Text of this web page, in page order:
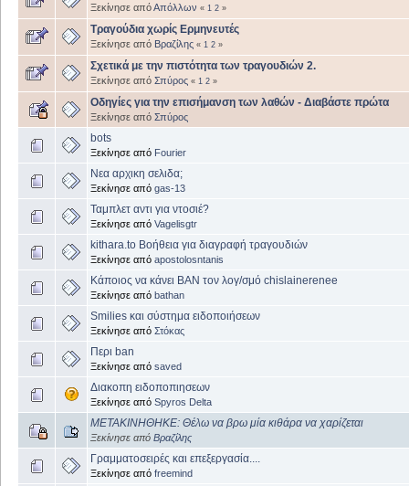
Ξεκίνησε απόΑπόλλων « 1 2 »
Τραγούδια χωρίς Ερμηνευτές
Ξεκίνησε από Βραζίλης « 1 2 »
Σχετικά με την πιστότητα των τραγουδιών 2.
Ξεκίνησε από Σπύρος « 1 2 »
Οδηγίες για την επισήμανση των λαθών - Διαβάστε πρώτα
Ξεκίνησε από Σπύρος
bots
Ξεκίνησε από Fourier
Νεα αρχικη σελιδα;
Ξεκίνησε από gas-13
Ταμπλετ αντι για ντοσιέ?
Ξεκίνησε από Vagelisgtr
kithara.to Βοήθεια για διαγραφή τραγουδιών
Ξεκίνησε από apostolosntanis
Κάποιος να κάνει BAN τον λογ/σμό chislainerenee
Ξεκίνησε από bathan
Smilies και σύστημα ειδοποιήσεων
Ξεκίνησε από Στόκας
Περι ban
Ξεκίνησε από saved
Διακοπη ειδοποπιησεων
Ξεκίνησε από Spyros Delta
ΜΕΤΑΚΙΝΗΘΗΚΕ: Θέλω να βρω μία κιθάρα να χαρίζεται
Ξεκίνησε από Βραζίλης
Γραμματοσειρές και επεξεργασία....
Ξεκίνησε από freemind